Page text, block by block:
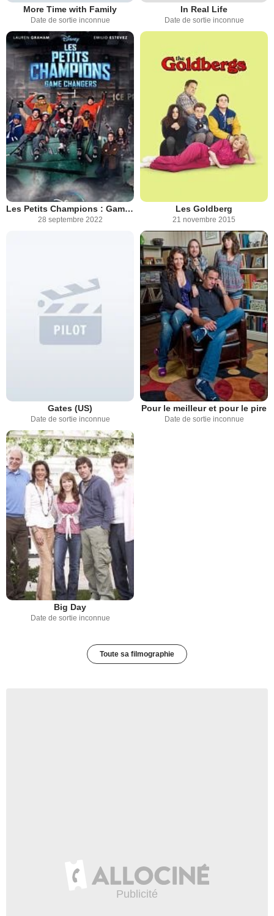
More Time with Family
Date de sortie inconnue
In Real Life
Date de sortie inconnue
Les Petits Champions : Game Changers
28 septembre 2022
Les Goldberg
21 novembre 2015
Gates (US)
Date de sortie inconnue
Pour le meilleur et pour le pire
Date de sortie inconnue
Big Day
Date de sortie inconnue
Toute sa filmographie